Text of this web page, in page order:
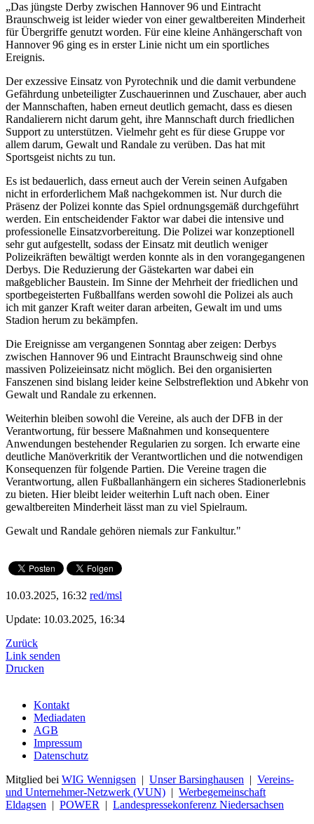
„Das jüngste Derby zwischen Hannover 96 und Eintracht
Braunschweig ist leider wieder von einer gewaltbereiten Minderheit
für Übergriffe genutzt worden. Für eine kleine Anhängerschaft von
Hannover 96 ging es in erster Linie nicht um ein sportliches
Ereignis.
Der exzessive Einsatz von Pyrotechnik und die damit verbundene
Gefährdung unbeteiligter Zuschauerinnen und Zuschauer, aber auch
der Mannschaften, haben erneut deutlich gemacht, dass es diesen
Randalierern nicht darum geht, ihre Mannschaft durch friedlichen
Support zu unterstützen. Vielmehr geht es für diese Gruppe vor
allem darum, Gewalt und Randale zu verüben. Das hat mit
Sportsgeist nichts zu tun.
Es ist bedauerlich, dass erneut auch der Verein seinen Aufgaben
nicht in erforderlichem Maß nachgekommen ist. Nur durch die
Präsenz der Polizei konnte das Spiel ordnungsgemäß durchgeführt
werden. Ein entscheidender Faktor war dabei die intensive und
professionelle Einsatzvorbereitung. Die Polizei war konzeptionell
sehr gut aufgestellt, sodass der Einsatz mit deutlich weniger
Polizeikräften bewältigt werden konnte als in den vorangegangenen
Derbys. Die Reduzierung der Gästekarten war dabei ein
maßgeblicher Baustein. Im Sinne der Mehrheit der friedlichen und
sportbegeisterten Fußballfans werden sowohl die Polizei als auch
ich mit ganzer Kraft weiter daran arbeiten, Gewalt im und ums
Stadion herum zu bekämpfen.
Die Ereignisse am vergangenen Sonntag aber zeigen: Derbys
zwischen Hannover 96 und Eintracht Braunschweig sind ohne
massiven Polizeieinsatz nicht möglich. Bei den organisierten
Fanszenen sind bislang leider keine Selbstreflektion und Abkehr von
Gewalt und Randale zu erkennen.
Weiterhin bleiben sowohl die Vereine, als auch der DFB in der
Verantwortung, für bessere Maßnahmen und konsequentere
Anwendungen bestehender Regularien zu sorgen. Ich erwarte eine
deutliche Manöverkritik der Verantwortlichen und die notwendigen
Konsequenzen für folgende Partien. Die Vereine tragen die
Verantwortung, allen Fußballanhängern ein sicheres Stadionerlebnis
zu bieten. Hier bleibt leider weiterhin Luft nach oben. Einer
gewaltbereiten Minderheit lässt man zu viel Spielraum.
Gewalt und Randale gehören niemals zur Fankultur."
10.03.2025, 16:32 red/msl
Update: 10.03.2025, 16:34
Zurück
Link senden
Drucken
Kontakt
Mediadaten
AGB
Impressum
Datenschutz
Mitglied bei WIG Wennigsen | Unser Barsinghausen | Vereins-
und Unternehmer-Netzwerk (VUN) | Werbegemeinschaft
Eldagsen | POWER | Landespressekonferenz Niedersachsen